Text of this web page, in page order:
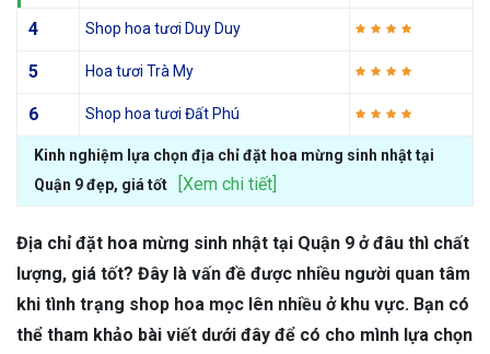
4 Shop hoa tươi Duy Duy
5 Hoa tươi Trà My
6 Shop hoa tươi Đất Phú
Kinh nghiệm lựa chọn địa chỉ đặt hoa mừng sinh nhật tại
Quận 9 đẹp, giá tốt
[Xem chi tiết]
Địa chỉ đặt hoa mừng sinh nhật tại Quận 9 ở đâu thì chất
lượng, giá tốt? Đây là vấn đề được nhiều người quan tâm
khi tình trạng shop hoa mọc lên nhiều ở khu vực. Bạn có
thể tham khảo bài viết dưới đây để có cho mình lựa chọn